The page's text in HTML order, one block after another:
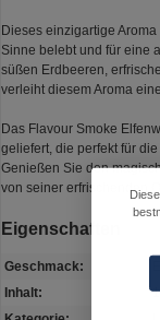
Dieses einzigartige
Sinne belebt und für eine
süßen Erdbeeren,
verleiht diesem Aroma
Das Flavour Smoke
geliefert, die perfekt für
Genießen Sie den
von seiner erfrischenden
Eigenschaften
Geschmack:
Inhalt: